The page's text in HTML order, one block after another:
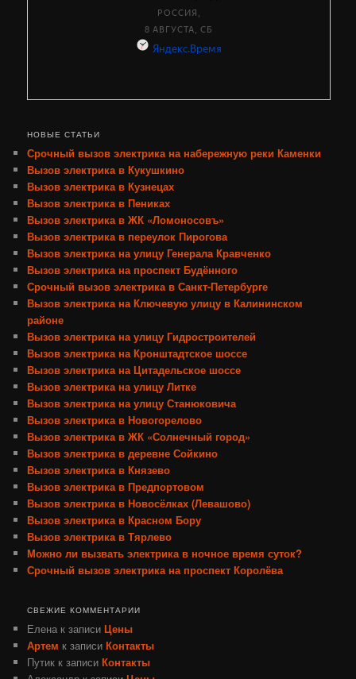
НОВЫЕ СТАТЬИ
Срочный вызов электрика на набережную реки Каменки
Вызов электрика в Кукушкино
Вызов электрика в Кузнецах
Вызов электрика в Пениках
Вызов электрика в ЖК «Ломоносовъ»
Вызов электрика в переулок Пирогова
Вызов электрика на улицу Генерала Кравченко
Вызов электрика на проспект Будённого
Срочный вызов электрика в Санкт-Петербурге
Вызов электрика на Ключевую улицу в Калининском
районе
Вызов электрика на улицу Гидростроителей
Вызов электрика на Кронштадтское шоссе
Вызов электрика на Цитадельское шоссе
Вызов электрика на улицу Литке
Вызов электрика на улицу Станюковича
Вызов электрика в Новогорелово
Вызов электрика в ЖК «Солнечный город»
Вызов электрика в деревне Сойкино
Вызов электрика в Князево
Вызов электрика в Предпортовом
Вызов электрика в Новосёлках (Левашово)
Вызов электрика в Красном Бору
Вызов электрика в Тярлево
Можно ли вызвать электрика в ночное время суток?
Срочный вызов электрика на проспект Королёва
СВЕЖИЕ КОММЕНТАРИИ
Елена к записиЦены
Артем к записиКонтакты
Путик к записиКонтакты